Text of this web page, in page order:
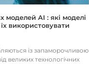
моделей AI : які моделі
їх використовувати
із запаморочливою
великих технологічних